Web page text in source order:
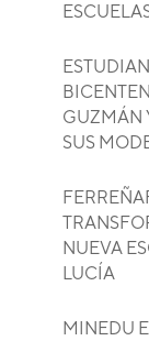
GUZMÁN
SUS
NUEVA
LUCÍA
MINEDU